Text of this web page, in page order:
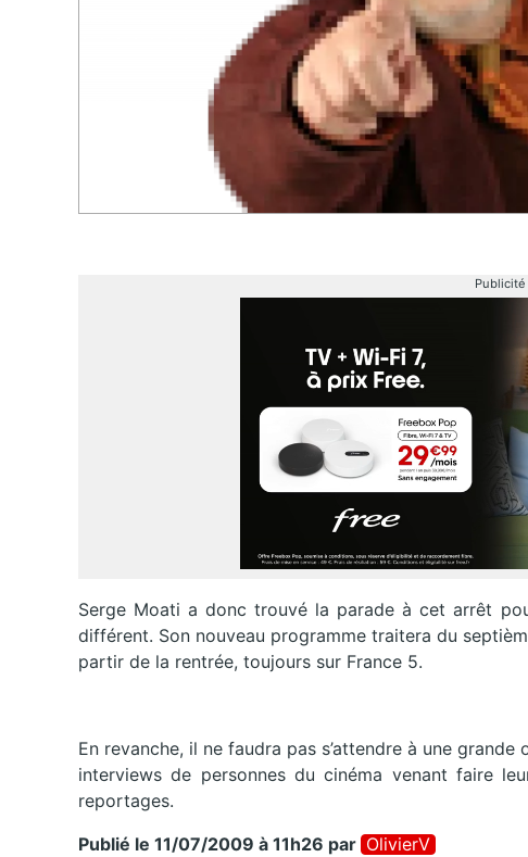
Publicité
Serge Moati a donc trouvé la parade à cet arrêt
différent. Son nouveau programme traitera du
partir de la rentrée, toujours sur France 5.
En revanche, il ne faudra pas s’attendre à une
interviews de personnes du cinéma venant faire
reportages.
Publié le 11/07/2009 à 11h26 par OlivierV